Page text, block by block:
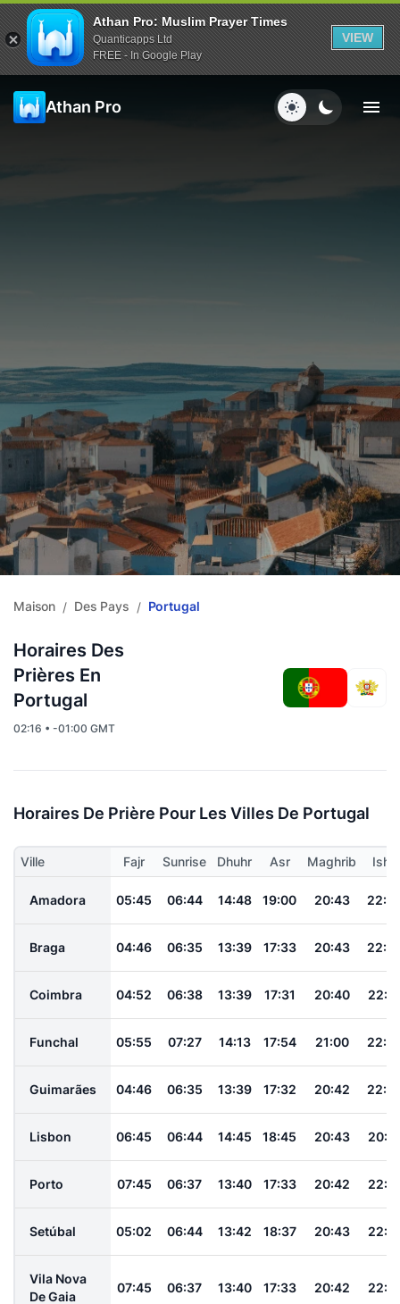
Athan Pro: Muslim Prayer Times
Quanticapps Ltd
FREE - In Google Play
VIEW
Athan Pro
Maison / Des Pays / Portugal
Horaires Des
Prières En
Portugal
02:16 • -01:00 GMT
Horaires De Prière Pour Les Villes De Portugal
Ville Fajr Sunrise Dhuhr Asr Maghrib Isha
Amadora 05:45 06:44 14:48 19:00 20:43
Braga 04:46 06:35 13:39 17:33 20:43
Coimbra 04:52 06:38 13:39 17:31 20:40
Funchal 05:55 07:27 14:13 17:54 21:00
Guimarães 04:46 06:35 13:39 17:32 20:42
Lisbon 06:45 06:44 14:45 18:45 20:43
Porto 07:45 06:37 13:40 17:33 20:42
Setúbal 05:02 06:44 13:42 18:37 20:43
Vila Nova
De Gaia
07:45 06:37 13:40 17:33 20:42